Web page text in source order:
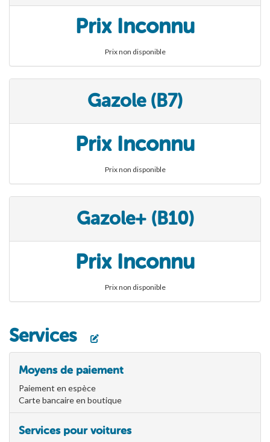
Prix Inconnu
Prix non disponible
Gazole (B7)
Prix Inconnu
Prix non disponible
Gazole+ (B10)
Prix Inconnu
Prix non disponible
Services
Moyens de paiement
Paiement en espèce
Carte bancaire en boutique
Services pour voitures